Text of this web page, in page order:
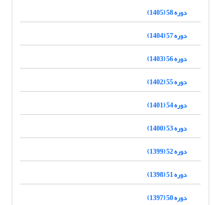
دوره 58 (1405)
دوره 57 (1404)
دوره 56 (1403)
دوره 55 (1402)
دوره 54 (1401)
دوره 53 (1400)
دوره 52 (1399)
دوره 51 (1398)
دوره 50 (1397)